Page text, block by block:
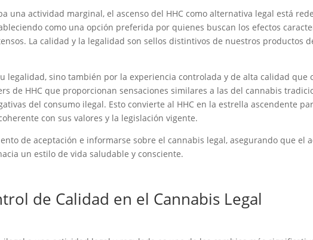
una actividad marginal, el ascenso del HHC como alternativa legal está
como una opción preferida por quienes buscan los efectos
La calidad y la legalidad son sellos distintivos de nuestros productos
legalidad, sino también por la experiencia controlada y de alta calidad que
de HHC que proporcionan sensaciones similares a las del cannabis
del consumo ilegal. Esto convierte al HHC en la estrella ascendente
con sus valores y la legislación vigente.
de aceptación e informarse sobre el cannabis legal, asegurando que el
un estilo de vida saludable y consciente.
de Calidad en el Cannabis Legal